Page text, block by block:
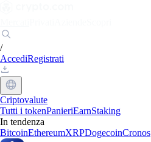
/
AccediRegistrati
Criptovalute
Tutti i tokenPanieriEarnStaking
In tendenza
BitcoinEthereumXRPDogecoinCronos